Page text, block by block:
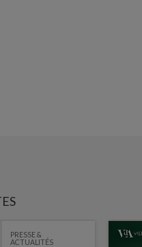
PRESSE &
ACTUALITÉS